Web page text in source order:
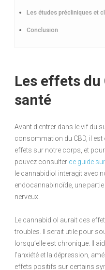
Les études précliniques et
Conclusion
Les effets du
santé
Avant d’entrer dans le vif du
consommation du CBD, il
effets sur notre corps, et
pouvez consulter ce guide
le cannabidiol interagit avec
endocannabinoïde, une
nerveux.
Le cannabidiol aurait des
troubles. Il serait utile pour
lorsqu’elle est chronique. Il
l’anxiété et la dépression,
effets positifs sur certains